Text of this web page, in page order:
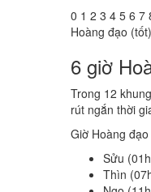
0 1 2 3 4 5 6 7
Hoàng đạo (tốt)
6 giờ
Trong 12
rút ngắn thời
Giờ Hoàng đạo
Sửu
Thìn